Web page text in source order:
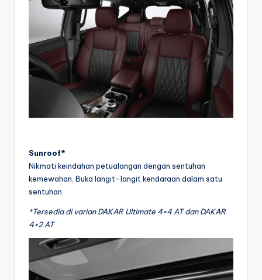
Sunroof*
Nikmati keindahan petualangan dengan sentuhan
kemewahan. Buka langit-langit kendaraan dalam satu
sentuhan.
*Tersedia di varian DAKAR Ultimate 4×4 AT dan DAKAR
4×2 AT